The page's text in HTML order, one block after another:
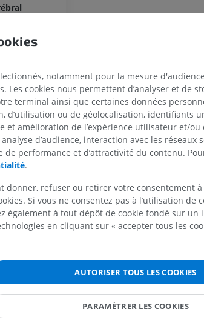
SUPÉRIEUR
IRM
PREMIUM
IRM de l'épaule
IRM du poignet
IRM
notamment pour la mesure
Les cookies nous permettent d’analyser et de
terminal ainsi que certaines données
d’utilisation ou de géolocalisation, identifiants
et amélioration de l’expérience utilisateur et/
d’audience, interaction avec les réseaux
de performance et d’attractivité du contenu.
.
donner, refuser ou retirer votre consentement
Si vous ne consentez pas à l’utilisation de
également à tout dépôt de cookie fondé sur
en cliquant sur « accepter tous les
AUTORISER TOUS LES COOKIES
PARAMÉTRER LES COOKIES